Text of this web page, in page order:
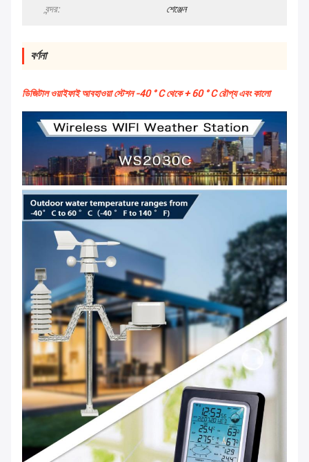
বন্দর: শেঞ্জেন
বর্ণনা
ডিজিটাল ওয়াইফাই আবহাওয়া স্টেশন -40 ° C থেকে + 60 ° C রৌপ্য এবং কালো